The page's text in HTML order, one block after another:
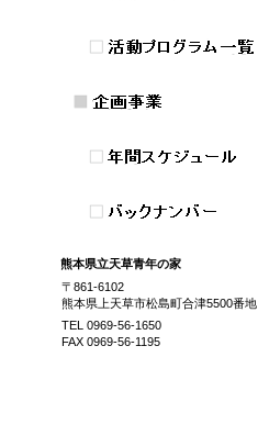
熊本県立天草青年の家
〒861-6102
熊本県上天草市松島町合津5500番地
TEL 0969-56-1650
FAX 0969-56-1195